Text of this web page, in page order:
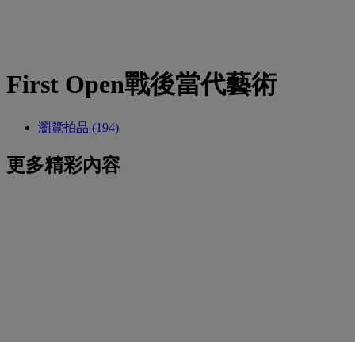
First Open戰後當代藝術
瀏覽拍品 (194)
更多精彩內容